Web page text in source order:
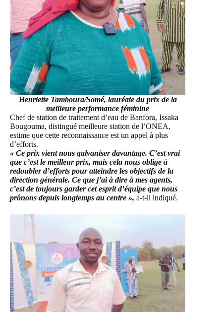
Henriette Tamboura/Somé, lauréate du prix de la
meilleure performance féminine
Chef de station de traitement d’eau de Banfora, Issaka
Bougouma, distingué meilleure station de l’ONEA,
estime que cette reconnaissance est un appel à plus
d’efforts.
« Ce prix vient nous galvaniser davantage. C’est vrai
que c’est le meilleur prix, mais cela nous oblige à
redoubler d’efforts pour atteindre les objectifs de la
direction générale. Ce que j’ai à dire à mes agents,
c’est de toujours garder cet esprit d’équipe que nous
prônons depuis longtemps au centre », a-t-il indiqué.